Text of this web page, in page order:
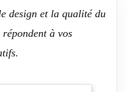
assure une bonne
isolation thermique
et phonique
est reconnu pour sa
design et la qualité du
à vos